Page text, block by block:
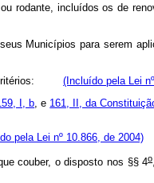
rodante, incluídos os de
Municípios para serem
critérios: (Incluído pela Lei
I, b, e 161, II, da
pela Lei nº 10.866, de 2004)
couber, o disposto nos §§ 4o